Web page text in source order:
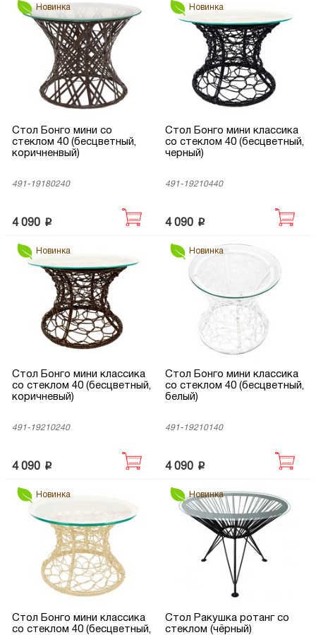
Новинка
Стол Бонго мини со
стеклом 40 (бесцветный,
коричненвый)
491-19180240
4 090 p
Новинка
Стол Бонго мини классика
со стеклом 40 (бесцветный,
черный)
491-19210440
4 090 p
Новинка
Стол Бонго мини классика
со стеклом 40 (бесцветный,
коричневый)
491-19210240
4 090 p
Новинка
Стол Бонго мини классика
со стеклом 40 (бесцветный,
белый)
491-19210140
4 090 p
Новинка
Стол Бонго мини классика
со стеклом 40 (бесцветный,
Новинка
Стол Ракушка ротанг со
стеклом (чёрный)